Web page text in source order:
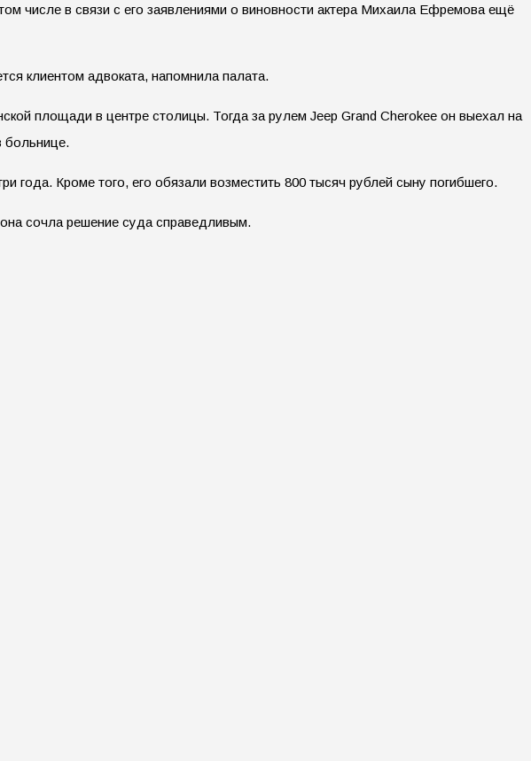
числе в связи с его заявлениями о виновности актера Михаила Ефремова ещё
клиентом адвоката, напомнила палата.
площади в центре столицы. Тогда за рулем Jeep Grand Cherokee он выехал на
больнице.
года. Кроме того, его обязали возместить 800 тысяч рублей сыну погибшего.
сочла решение суда справедливым.